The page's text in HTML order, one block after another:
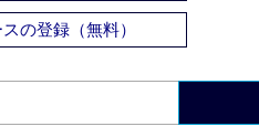
の登録（無料）